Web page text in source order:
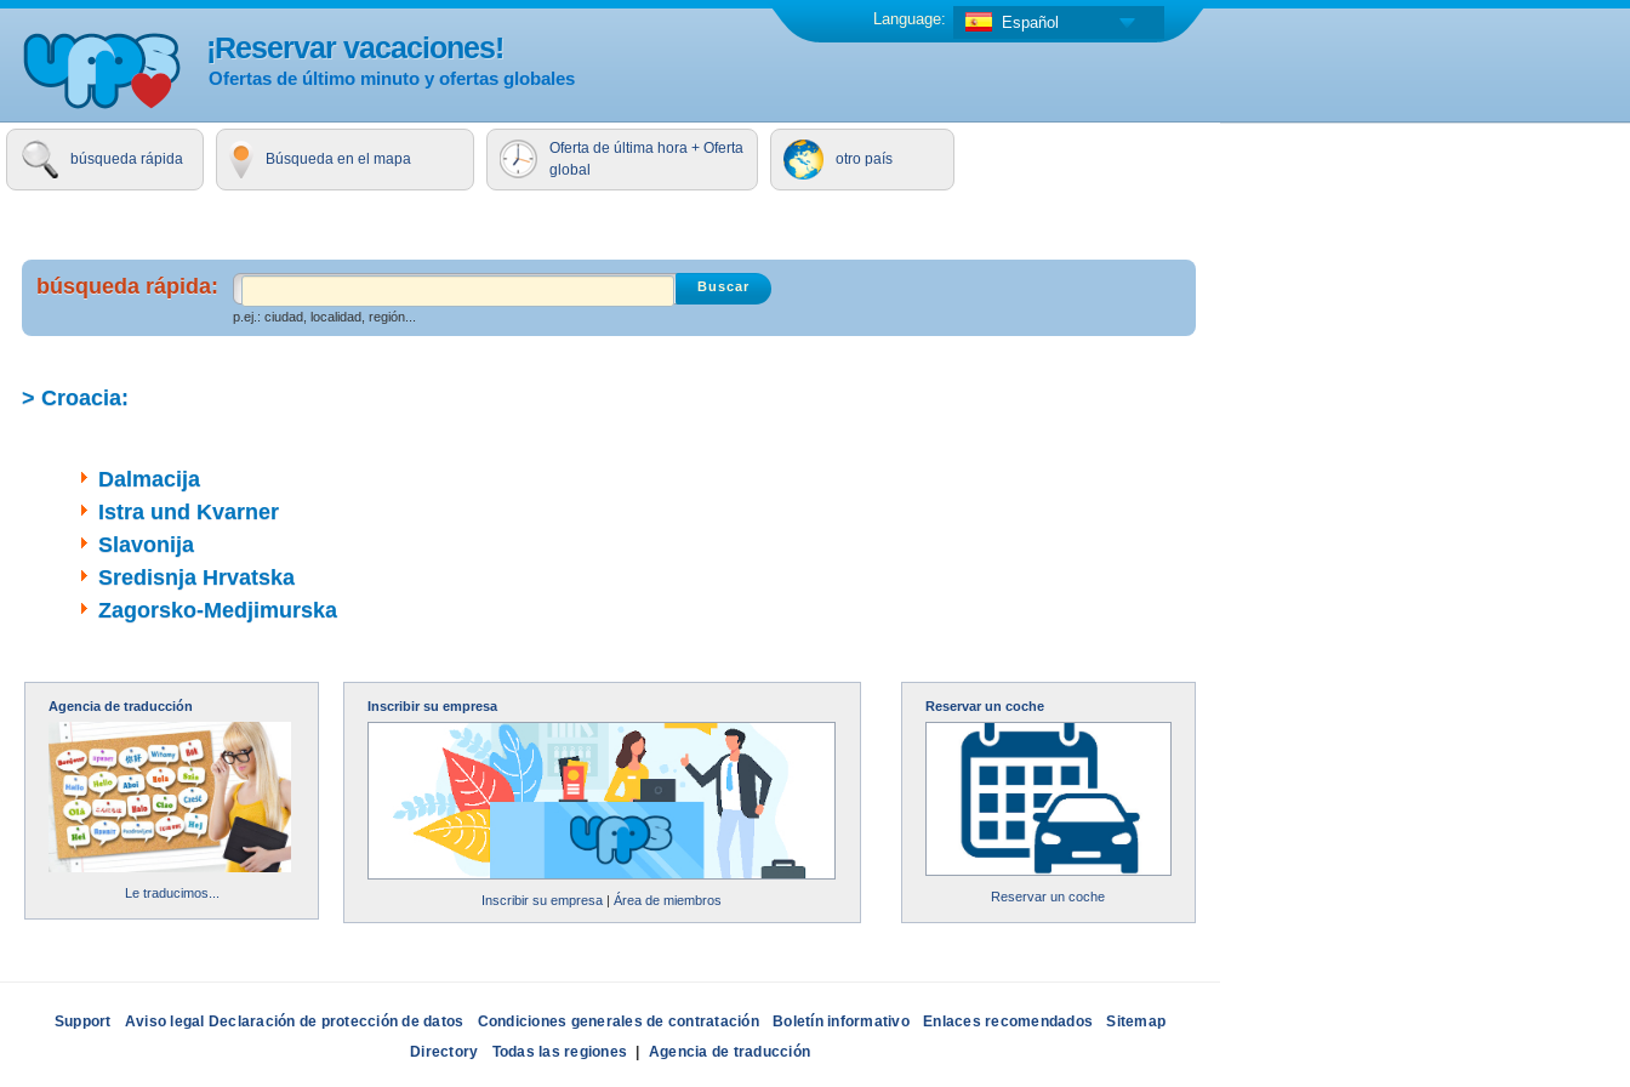
¡Reservar vacaciones!
Ofertas de último minuto y ofertas globales
Español
Language:
búsqueda rápida Búsqueda en el mapa
Oferta de última hora + Oferta
global
otro país
búsqueda rápida:
p.ej.: ciudad, localidad, región...
> Croacia:
Dalmacija
Istra und Kvarner
Slavonija
Sredisnja Hrvatska
Zagorsko-Medjimurska
Agencia de traducción
Le traducimos...
Inscribir su empresa
Inscribir su empresa |Área de miembros
Reservar un coche
Reservar un coche
Support Aviso legal Declaración de protección de datos Condiciones generales de contratación Boletín informativo Enlaces recomendados
Sitemap
Directory
Todas las regiones Agencia de traducción